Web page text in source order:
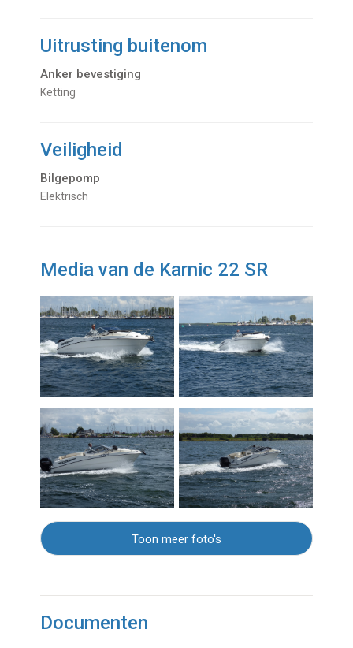
Uitrusting buitenom
Anker bevestiging
Ketting
Veiligheid
Bilgepomp
Elektrisch
Media van de Karnic 22 SR
Toon meer foto's
Documenten